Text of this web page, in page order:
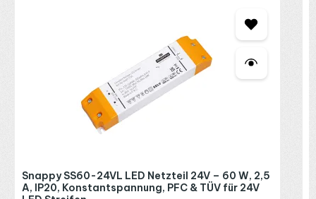
Snappy SS60-24VL LED Netzteil 24V – 60 W, 2,5
A, IP20, Konstantspannung, PFC & TÜV für 24V